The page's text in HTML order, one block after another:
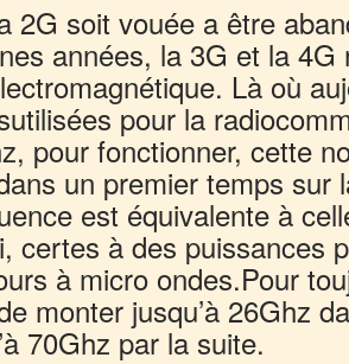
2G soit vouée a être
années, la 3G et la
Là où
pour la
pour fonctionner, cette
un premier temps sur
est équivalente à
certes à des puissances
à micro ondes.Pour
monter jusqu’à 26Ghz
70Ghz par la suite.